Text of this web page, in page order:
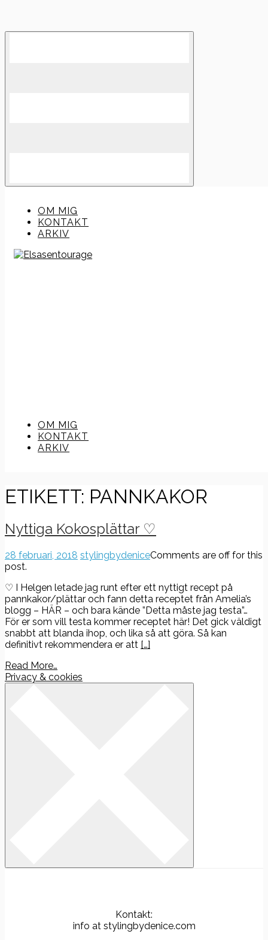
Skip
OM MIG
KONTAKT
ARKIV
OM MIG
KONTAKT
ARKIV
ETIKETT: PANNKAKOR
Nyttiga Kokosplättar ♡
28 februari, 2018 stylingbydeniceComments are off for this
post.
♡ I Helgen letade jag runt efter ett nyttigt recept på
pannkakor/plättar och fann detta receptet från Amelia’s
blogg – HÄR – och bara kände ”Detta måste jag testa”…
För er som vill testa kommer receptet här! Det gick väldigt
snabbt att blanda ihop, och lika så att göra. Så kan
definitivt rekommendera er att […]
Read More…
Privacy & cookies
Kontakt:
info at stylingbydenice.com